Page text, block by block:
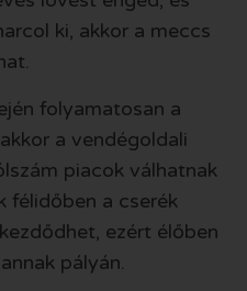
ki, akkor a meccs
folyamatosan a
a vendégoldali
piacok válhatnak
félidőben a cserék
ezért élőben
pályán.